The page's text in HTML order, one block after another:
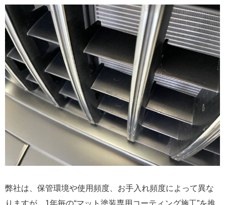
弊社は、保管環境や使用頻度、お手入れ頻度によって異な